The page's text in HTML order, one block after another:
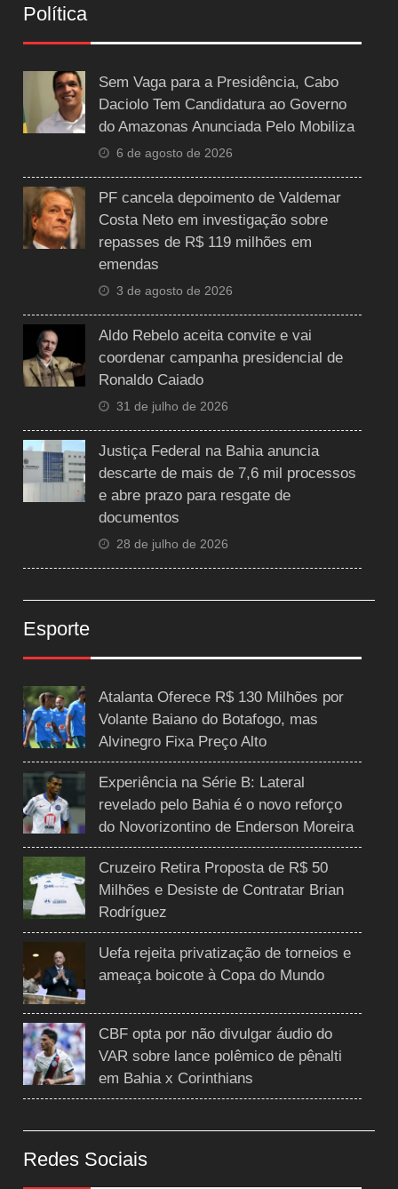
Política
Sem Vaga para a Presidência, Cabo
Daciolo Tem Candidatura ao Governo
do Amazonas Anunciada Pelo Mobiliza
6 de agosto de 2026
PF cancela depoimento de Valdemar
Costa Neto em investigação sobre
repasses de R$ 119 milhões em
emendas
3 de agosto de 2026
Aldo Rebelo aceita convite e vai
coordenar campanha presidencial de
Ronaldo Caiado
31 de julho de 2026
Justiça Federal na Bahia anuncia
descarte de mais de 7,6 mil processos
e abre prazo para resgate de
documentos
28 de julho de 2026
Esporte
Atalanta Oferece R$ 130 Milhões por
Volante Baiano do Botafogo, mas
Alvinegro Fixa Preço Alto
Experiência na Série B: Lateral
revelado pelo Bahia é o novo reforço
do Novorizontino de Enderson Moreira
Cruzeiro Retira Proposta de R$ 50
Milhões e Desiste de Contratar Brian
Rodríguez
Uefa rejeita privatização de torneios e
ameaça boicote à Copa do Mundo
CBF opta por não divulgar áudio do
VAR sobre lance polêmico de pênalti
em Bahia x Corinthians
Redes Sociais